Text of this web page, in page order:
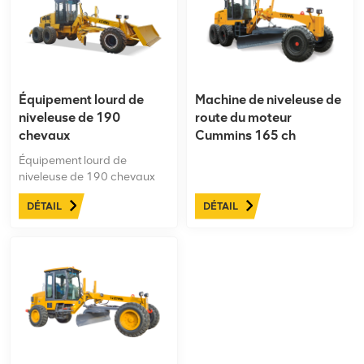
de coûts, performances
puissantes et efficacité de
travail élevée
Améliorez votre expérience
de nivellement. dans la
construction de routes !
Équipement lourd de
niveleuse de 190
chevaux
Équipement lourd de
niveleuse de 190 chevaux
équipé d'un équipement
Hangzhou électro-
climatisée de série
DÉTAIL
Machine de niveleuse de
route du moteur
Cummins 165 ch
DÉTAIL